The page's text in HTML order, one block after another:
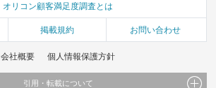
オリコン顧客満足度調査とは
掲載規約 お問い合わせ
会社概要 個人情報保護方針
引用・転載について